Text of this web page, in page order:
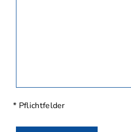
* Pflichtfelder